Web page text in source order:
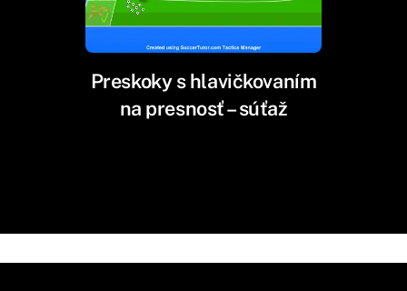
Preskoky s hlavičkovaním
na presnosť – súťaž